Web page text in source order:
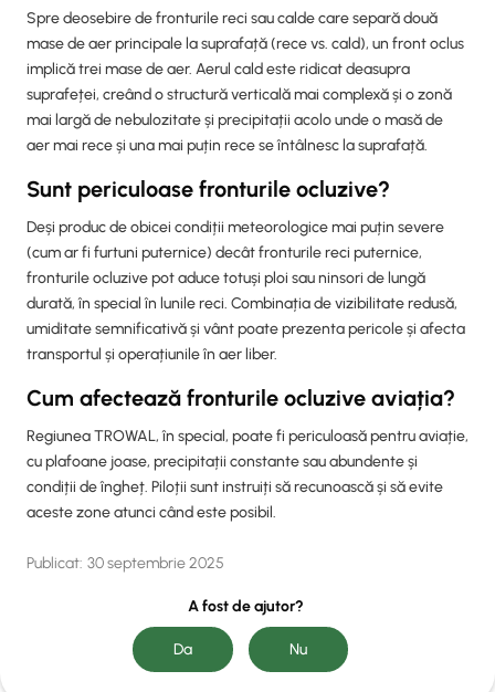
Spre deosebire de fronturile reci sau calde care separă două
mase de aer principale la suprafață (rece vs. cald), un front oclus
implică trei mase de aer. Aerul cald este ridicat deasupra
suprafeței, creând o structură verticală mai complexă și o zonă
mai largă de nebulozitate și precipitații acolo unde o masă de
aer mai rece și una mai puțin rece se întâlnesc la suprafață.
Sunt periculoase fronturile ocluzive?
Deși produc de obicei condiții meteorologice mai puțin severe
(cum ar fi furtuni puternice) decât fronturile reci puternice,
fronturile ocluzive pot aduce totuși ploi sau ninsori de lungă
durată, în special în lunile reci. Combinația de vizibilitate redusă,
umiditate semnificativă și vânt poate prezenta pericole și afecta
transportul și operațiunile în aer liber.
Cum afectează fronturile ocluzive aviația?
Regiunea TROWAL, în special, poate fi periculoasă pentru aviație,
cu plafoane joase, precipitații constante sau abundente și
condiții de îngheț. Piloții sunt instruiți să recunoască și să evite
aceste zone atunci când este posibil.
Publicat: 30 septembrie 2025
A fost de ajutor?